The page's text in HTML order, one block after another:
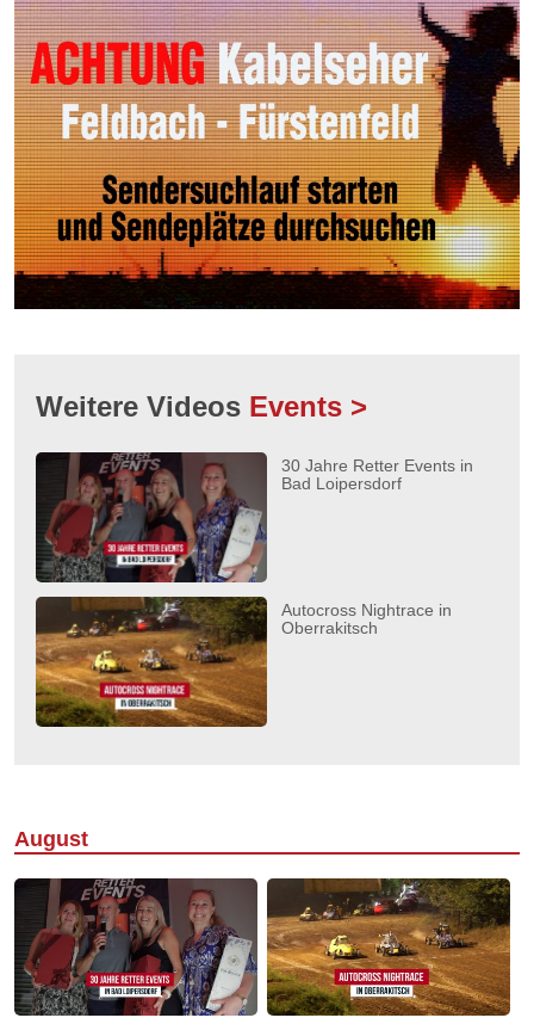
Weitere Videos Events >
30 Jahre Retter Events in
Bad Loipersdorf
Autocross Nightrace in
Oberrakitsch
August